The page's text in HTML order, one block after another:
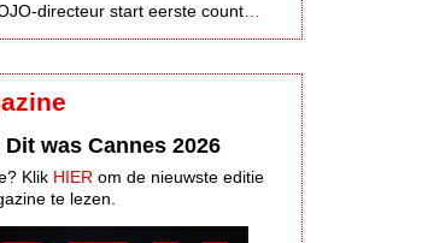
Voormalig MOJO-directeur start eerste country radiozender van Nederland
Dit was Cannes 2026
Klik HIER om de nieuwste editie
te lezen.